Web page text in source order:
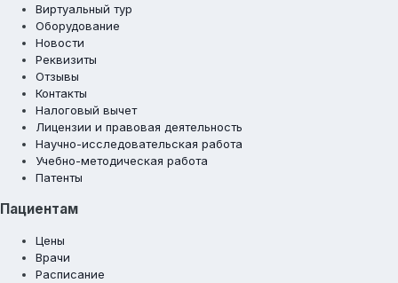
Виртуальный тур
Оборудование
Новости
Реквизиты
Отзывы
Контакты
Налоговый вычет
Лицензии и правовая деятельность
Научно-исследовательская работа
Учебно-методическая работа
Патенты
Пациентам
Цены
Врачи
Расписание